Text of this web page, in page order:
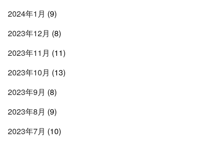
2024年1月 (9)
2023年12月 (8)
2023年11月 (11)
2023年10月 (13)
2023年9月 (8)
2023年8月 (9)
2023年7月 (10)